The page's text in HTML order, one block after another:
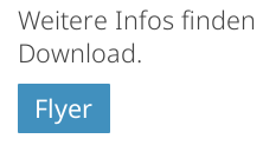
Weitere Infos finden
Download.
Flyer